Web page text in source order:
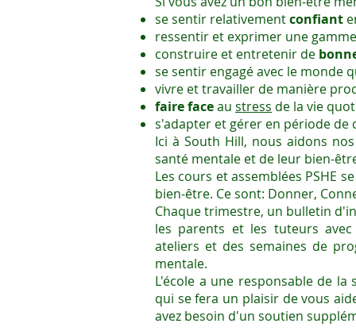
se sentir relativementconfiant
ressentir et exprimer une
construire et entretenir de
se sentir engagé avec le monde
vivre et travailler de manière
faire faceau stress de la vie
s'adapter et gérer en période
Ici à South Hill, nous aidons
santé mentale et de leur bien-
Les cours et assemblées PSHE
bien-être. Ce sont: Donner,
Chaque trimestre, un bulletin
les parents et les tuteurs
ateliers et des semaines de
mentale.
L'école a une responsable de
qui se fera un plaisir de vous
avez besoin d'un soutien